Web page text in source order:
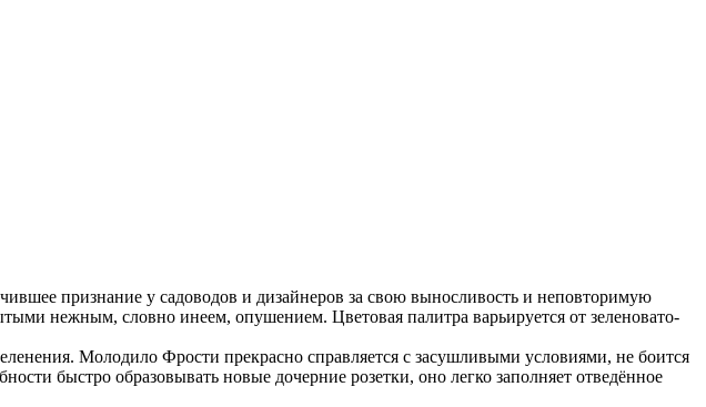
признание у садоводов и дизайнеров за свою выносливость и неповторимую
нежным, словно инеем, опушением. Цветовая палитра варьируется от зеленовато-
Молодило Фрости прекрасно справляется с засушливыми условиями, не боится
быстро образовывать новые дочерние розетки, оно легко заполняет отведённое